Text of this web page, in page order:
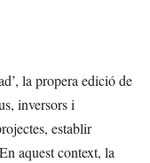
la propera edició de
inversors i
establir
aquest context, la